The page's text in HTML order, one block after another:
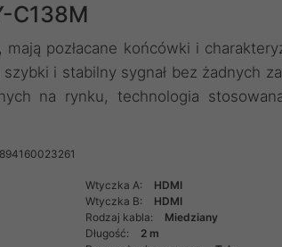
C138M
pozłacane końcówki i
i stabilny sygnał bez żadnych
na rynku, technologia
Wtyczka A:
HDMI
Wtyczka B:
HDMI
Rodzaj kabla:
Miedziany
Długość:
2 m